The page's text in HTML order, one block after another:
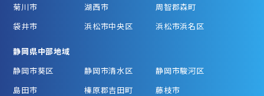
菊川市
湖西市
周智郡森町
袋井市
浜松市中央区 浜松市浜名区
静岡県中部地域
静岡市葵区
静岡市清水区
静岡市駿河区
島田市
榛原郡吉田町
藤枝市